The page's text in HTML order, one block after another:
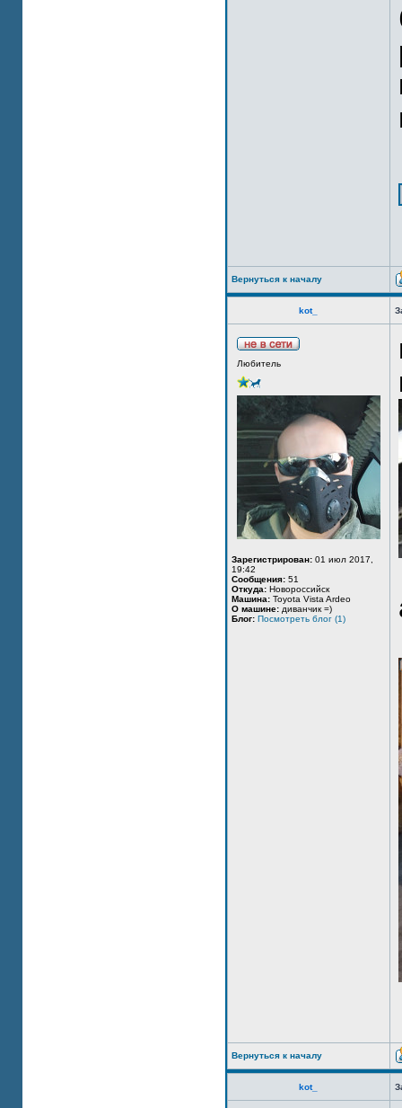
Вернуться к началу
kot_
Любитель
Зарегистрирован: 01 июл 2017,
19:42
Сообщения: 51
Откуда: Новороссийск
Машина: Toyota Vista Ardeo
О машине: диванчик =)
Блог: Посмотреть блог (1)
Вернуться к началу
kot_